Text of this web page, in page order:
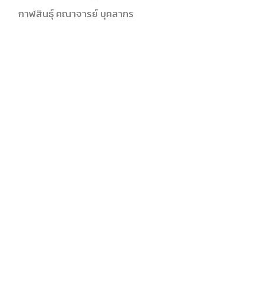
กาฬสินธุ์ คณาจารย์ บุคลากร